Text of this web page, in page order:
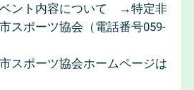
について →特定非
スポーツ協会（電話番号059-
協会ホームページは